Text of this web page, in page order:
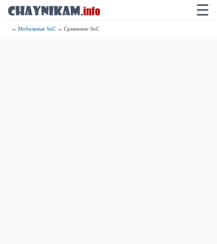
☰
→Мобильные SoC → Сравнение SoC